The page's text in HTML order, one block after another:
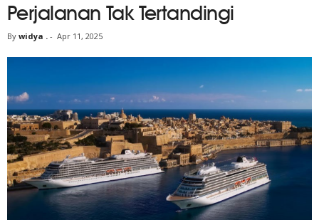
Perjalanan Tak Tertandingi
By widya . - Apr 11, 2025